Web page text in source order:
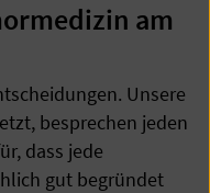
am
Unsere
besprechen jeden
dass jede
gut begründet